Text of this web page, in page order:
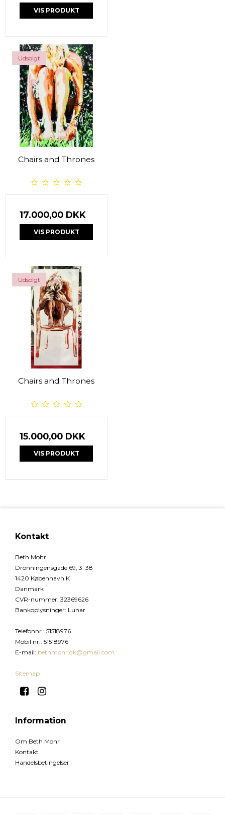
VIS PRODUKT
Udsolgt
Chairs and Thrones
17.000,00 DKK
VIS PRODUKT
Udsolgt
Chairs and Thrones
15.000,00 DKK
VIS PRODUKT
Kontakt
Beth Mohr
Dronningensgade 69, 3. 38
1420 København K
Danmark
CVR-nummer: 32369626
Bankoplysninger: Lunar
Telefonnr.: 51518976
Mobil nr.: 51518976
E-mail: bethmohr.dk@gmail.com
Sitemap
Information
Om Beth Mohr
Kontakt
Handelsbetingelser